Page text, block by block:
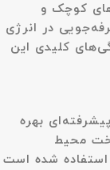
کوچک و
در انرژی
کلیدی این
پیشرفته‌ای بهره
محیط
استفاده شده است